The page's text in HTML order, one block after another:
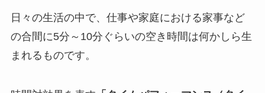
日々の生活の中で、仕事や家庭における家事など
の合間に5分～10分ぐらいの空き時間は何かしら生
まれるものです。